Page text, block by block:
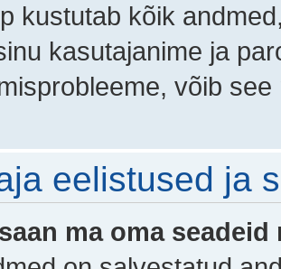
kustutab kõik
kasutajanime ja
võib see
eelistused ja
ma oma seadeid